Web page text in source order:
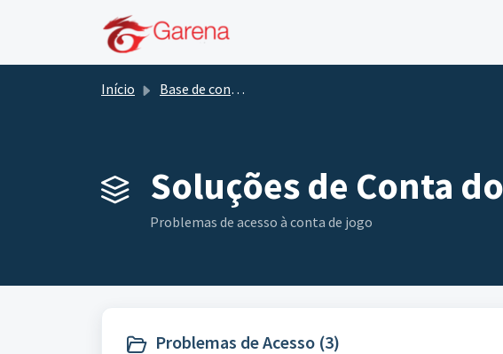
Início Base de conhecimento
Soluções de Conta
Problemas de acesso à conta de jogo
Problemas de Acesso (3)